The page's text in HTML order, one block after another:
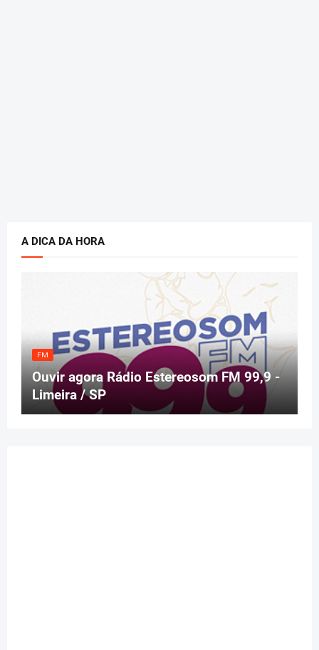
A DICA DA HORA
FM
Ouvir agora Rádio Estereosom FM 99,9 -
Limeira / SP